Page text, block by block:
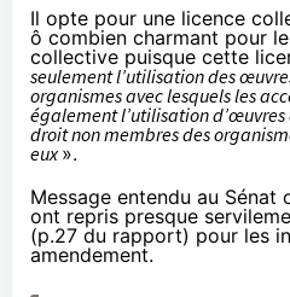
Il opte pour une licence
ô combien charmant pour
collective puisque cette
seulement l’utilisation des
organismes avec lesquels les
également l’utilisation
droit non membres des
eux».
Message entendu au Sénat
ont repris presque
(p.27 du rapport) pour les
amendement.